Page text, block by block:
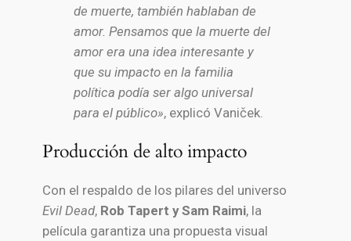
de muerte, también hablaban de
amor. Pensamos que la muerte del
amor era una idea interesante y
que su impacto en la familia
política podía ser algo universal
para el público», explicó Vaniček.
Producción de alto impacto
Con el respaldo de los pilares del universo
Evil Dead, Rob Tapert y Sam Raimi, la
película garantiza una propuesta visual